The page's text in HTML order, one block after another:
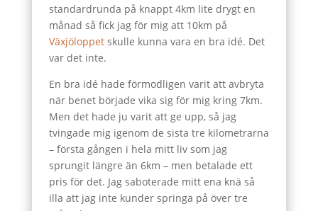
standardrunda på knappt 4km lite drygt en
månad så fick jag för mig att 10km på
Växjöloppetskulle kunna vara en bra idé. Det
var det inte.
En bra idé hade förmodligen varit att avbryta
när benet började vika sig för mig kring 7km.
Men det hade ju varit att ge upp, så jag
tvingade mig igenom de sista tre kilometrarna
– första gången i hela mitt liv som jag
sprungit längre än 6km – men betalade ett
pris för det. Jag saboterade mitt ena knä så
illa att jag inte kunder springa på över tre